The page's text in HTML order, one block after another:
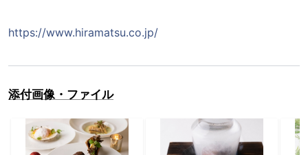
https://www.hiramatsu.co.jp/
添付画像・ファイル